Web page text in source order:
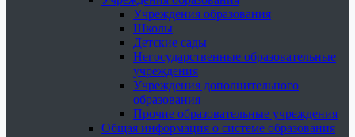
Учреждения образования
Школы
Детские сады
Негосударственные образовательные
учреждения
Учреждения дополнительного
образования
Прочие образовательные учреждения
Общая информация о системе образования